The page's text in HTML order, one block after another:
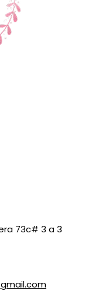
73c# 3 a 3